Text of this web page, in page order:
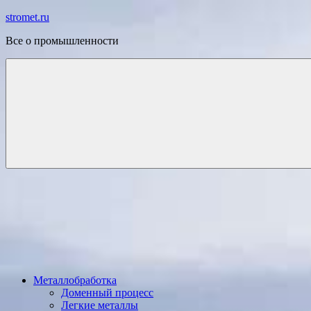
Перейти
содержимому
stromet.ru
Все о промышленности
Металлобработка
Доменный процесс
Легкие металлы